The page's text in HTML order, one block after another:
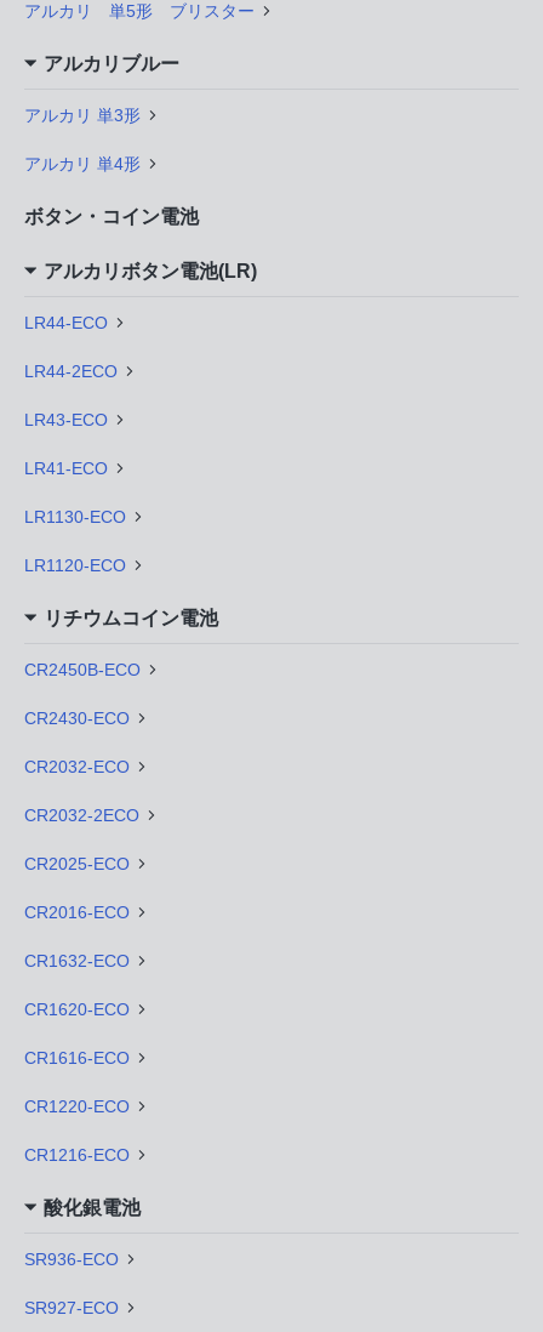
アルカリ 単5形 ブリスター
アルカリブルー
アルカリ 単3形
アルカリ 単4形
ボタン・コイン電池
アルカリボタン電池(LR)
LR44-ECO
LR44-2ECO
LR43-ECO
LR41-ECO
LR1130-ECO
LR1120-ECO
リチウムコイン電池
CR2450B-ECO
CR2430-ECO
CR2032-ECO
CR2032-2ECO
CR2025-ECO
CR2016-ECO
CR1632-ECO
CR1620-ECO
CR1616-ECO
CR1220-ECO
CR1216-ECO
酸化銀電池
SR936-ECO
SR927-ECO